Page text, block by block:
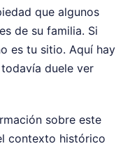
que algunos
de su familia. Si
es tu sitio. Aquí hay
duele ver
sobre este
contexto histórico